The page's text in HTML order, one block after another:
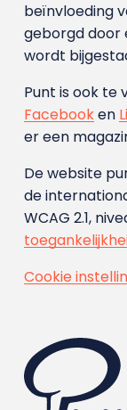
beïnvloeding
geborgd door
wordt
Punt is ook te
Facebooken
er een
De website
de
WCAG 2.1,
Cookie